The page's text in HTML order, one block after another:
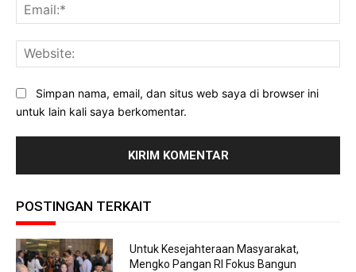
Simpan nama, email, dan situs web saya di browser ini
untuk lain kali saya berkomentar.
POSTINGAN TERKAIT
Untuk Kesejahteraan Masyarakat,
Mengko Pangan RI Fokus Bangun